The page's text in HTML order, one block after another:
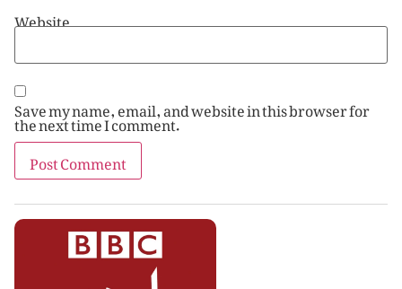
Website
Save my name, email, and website in this browser for
the next time I comment.